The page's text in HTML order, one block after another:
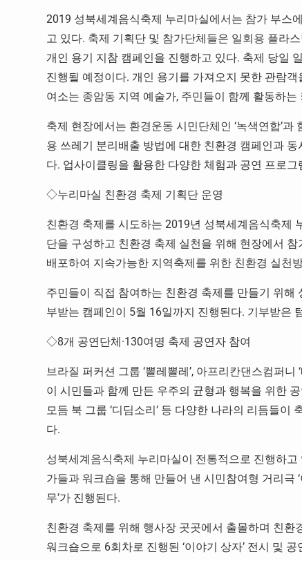
2019 성북세계음식축제 누리마실에서는 참가 부스
고 있다. 축제 기획단 및 참가단체들은 일회용 플라
개인 용기 지참 캠페인을 진행하고 있다. 축제 당일
진행될 예정이다. 개인 용기를 가져오지 못한 관람
여소는 종암동 지역 예술가, 주민들이 함께 활동하는
축제 현장에서는 환경운동 시민단체인 ‘녹색연합’
용 쓰레기 분리배출 방법에 대한 친환경 캠페인과
다. 업사이클링을 활용한 다양한 체험과 공연 프로
◇누리마실 친환경 축제 기획단 운영
친환경 축제를 시도하는 2019년 성북세계음식축제
단을 구성하고 친환경 축제 실천을 위해 현장에서 참
배포하여 지속가능한 지역축제를 위한 친환경 실천
주민들이 직접 참여하는 친환경 축제를 만들기 위
부받는 캠페인이 5월 16일까지 진행된다. 기부받은
◇8개 공연단체·130여명 축제 공연자 참여
브라질 퍼커션 그룹 ‘뽈레뽈레’, 아프리칸댄스컴퍼니
이 시민들과 함께 만든 우주의 균형과 행복을 위한 공
모듬 북 그룹 ‘디딤소리’ 등 다양한 나라의 리듬들
다.
성북세계음식축제 누리마실이 전통적으로 진행하
가들과 워크숍을 통해 만들어 낸 시민참여형 거리극
무’가 진행된다.
친환경 축제를 위해 행사장 곳곳에서 출몰하며 친환
워크숍으로 6회차로 진행된 ‘이야기 상자’ 전시 및